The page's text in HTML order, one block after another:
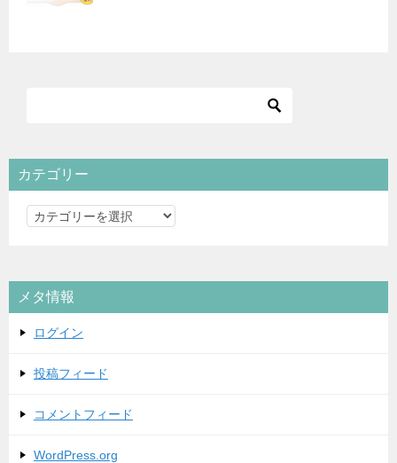
カテゴリー
カ
リ
ー
メタ情報
ログイン
投稿フィード
コメントフィード
WordPress.org